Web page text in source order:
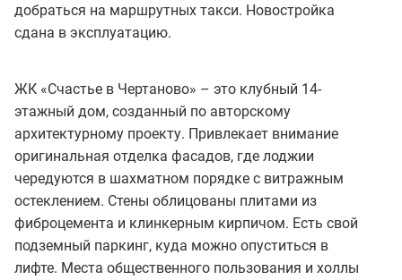
добраться на маршрутных такси. Новостройка
сдана в эксплуатацию.
ЖК «Счастье в Чертаново» – это клубный 14-
этажный дом, созданный по авторскому
архитектурному проекту. Привлекает внимание
оригинальная отделка фасадов, где лоджии
чередуются в шахматном порядке с витражным
остеклением. Стены облицованы плитами из
фиброцемента и клинкерным кирпичом. Есть свой
подземный паркинг, куда можно опуститься в
лифте. Места общественного пользования и холлы